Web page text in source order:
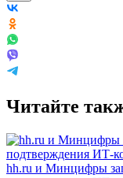
Читайте
hh.ru и Минцифры